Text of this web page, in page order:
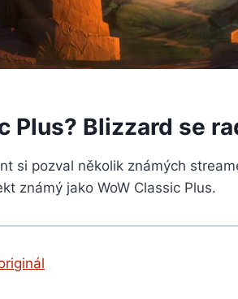
Plus? Blizzard se
si pozval několik známých
známý jako WoW Classic Plus.